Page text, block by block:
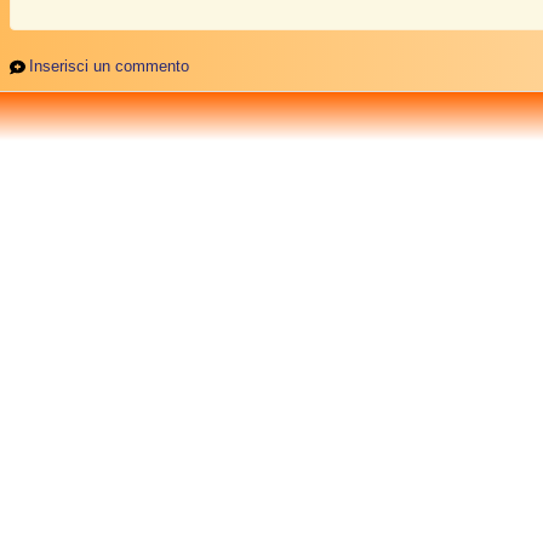
Inserisci un commento